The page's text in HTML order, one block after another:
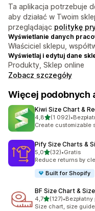
Ta aplikacja potrzebuje
aby działać w Twoim
przeglądając politykę
Wyświetlanie danych
Właściciel sklepu,
Wyświetlaj i edytuj dane
Produkty, Sklep online
Zobacz szczegóły
Więcej podobnych
Kiwi Size Chart &
4,8na 5 gwiazdek
(1 092)
Łączna liczba
•
Create customizable
Pify Size Charts &
5,0na 5 gwiazdek
(32)
Łączna liczba
•Gratis
Reduce returns by
Built for Shopify
BF Size Chart &
4,7na 5 gwiazdek
(127)
Łączna liczba
•
Size chart, size